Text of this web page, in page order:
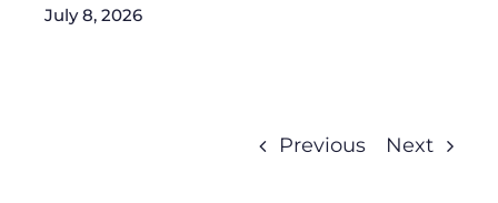
July 8, 2026
Previous Next